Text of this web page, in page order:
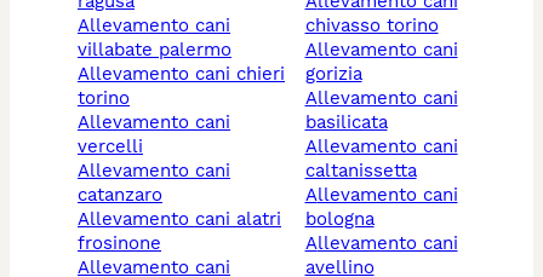
allevamento cani
villabate palermo
allevamento cani chieri
torino
allevamento cani
vercelli
allevamento cani
catanzaro
allevamento cani alatri
frosinone
allevamento cani
chivasso torino
allevamento cani
gorizia
allevamento cani
basilicata
allevamento cani
caltanissetta
allevamento cani
bologna
allevamento cani
avellino